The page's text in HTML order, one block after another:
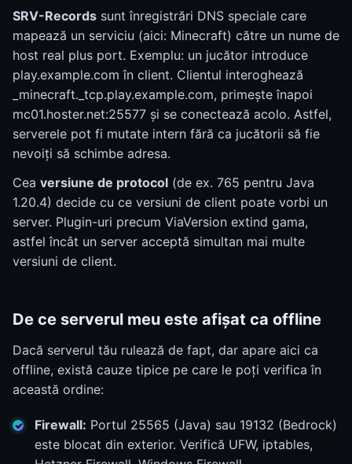
SRV-Records sunt înregistrări DNS speciale care
mapează un serviciu (aici: Minecraft) către un nume de
host real plus port. Exemplu: un jucător introduce
play.example.com în client. Clientul interoghează
_minecraft._tcp.play.example.com, primește înapoi
mc01.hoster.net:25577 și se conectează acolo. Astfel,
serverele pot fi mutate intern fără ca jucătorii să fie
nevoiți să schimbe adresa.
Cea versiune de protocol (de ex. 765 pentru Java
1.20.4) decide cu ce versiuni de client poate vorbi un
server. Plugin-uri precum ViaVersion extind gama,
astfel încât un server acceptă simultan mai multe
versiuni de client.
De ce serverul meu este afișat ca offline
Dacă serverul tău rulează de fapt, dar apare aici ca
offline, există cauze tipice pe care le poți verifica în
această ordine:
Firewall: Portul 25565 (Java) sau 19132 (Bedrock)
este blocat din exterior. Verifică UFW, iptables,